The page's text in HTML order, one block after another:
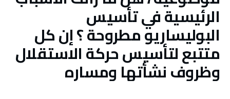
الرئيسية في تأسيس
البوليساريو مطروحة ؟ إن كل
متتبع لتأسيس حركة الاستقلال
وظروف نشأتها ومساره